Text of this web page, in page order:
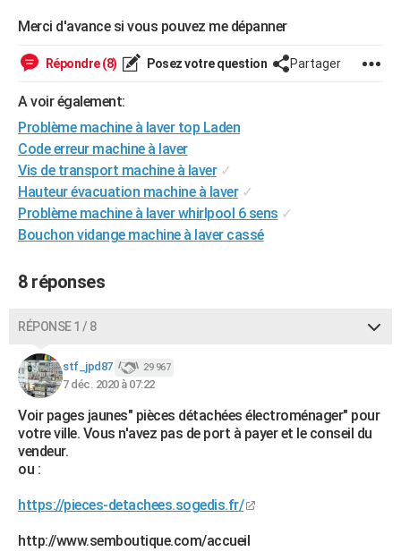
Carte de Noël
Carte Bonne année
Carte Saint-Valentin
Carte Pâques
Carte d'anniversaire
Dictionnaire
Biographies
Citations
Expressions
Proverbes
PROGRAMME TV
COPAINS D'AVANT
S'inscrire
Se connecter
Lycées
Collèges
Primaires
Universités
Entreprises
Service militaire
Avis de recherche
Bricolage
Lifestyle
Culture
Television
Voyage
Merci d'avance si vous pouvez me dépanner
Répondre (8) Posez votre question Partager
A voir également:
Problème machine à laver top Laden
Code erreur machine à laver
Vis de transport machine à laver ✓
Hauteur évacuation machine à laver ✓
Problème machine à laver whirlpool 6 sens ✓
Bouchon vidange machine à laver cassé
8 réponses
RÉPONSE 1 / 8
stf_jpd87 29 967
7 déc. 2020 à 07:22
Voir pages jaunes" pièces détachées électroménager" pour
votre ville. Vous n'avez pas de port à payer et le conseil du
vendeur.
ou :
https://pieces-detachees.sogedis.fr/
http://www.semboutique.com/accueil